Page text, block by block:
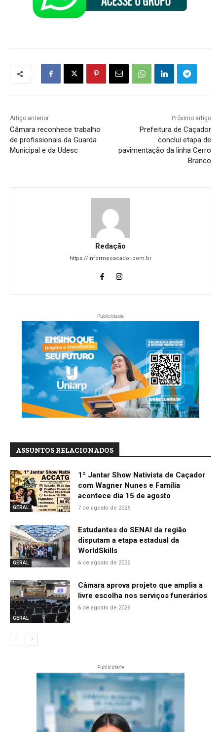
Artigo anterior
Câmara reconhece trabalho
de profissionais da Guarda
Municipal e da Udesc
Próximo artigo
Prefeitura de Caçador
conclui etapa de
pavimentação da linha Cerro
Branco
Redação
https://informecacador.com.br
Publicidade
ASSUNTOS RELACIONADOS
GERAL
1º Jantar Show Nativista de Caçador
com Wagner Nunes e Família
acontece dia 15 de agosto
7 de agosto de 2026
GERAL
Estudantes do SENAI da região
disputam a etapa estadual da
WorldSkills
6 de agosto de 2026
GERAL
Câmara aprova projeto que amplia a
livre escolha nos serviços funerários
6 de agosto de 2026
Publicidade